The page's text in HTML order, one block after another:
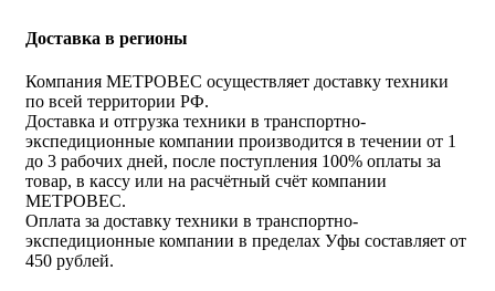
Доставка в регионы
Компания МЕТРОВЕС осуществляет доставку техники
по всей территории РФ.
Доставка и отгрузка техники в транспортно-
экспедиционные компании производится в течении от 1
до 3 рабочих дней, после поступления 100% оплаты за
товар, в кассу или на расчётный счёт компании
МЕТРОВЕС.
Оплата за доставку техники в транспортно-
экспедиционные компании в пределах Уфы составляет от
450 рублей.